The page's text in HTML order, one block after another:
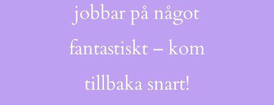
jobbar på något
fantastiskt – kom
tillbaka snart!